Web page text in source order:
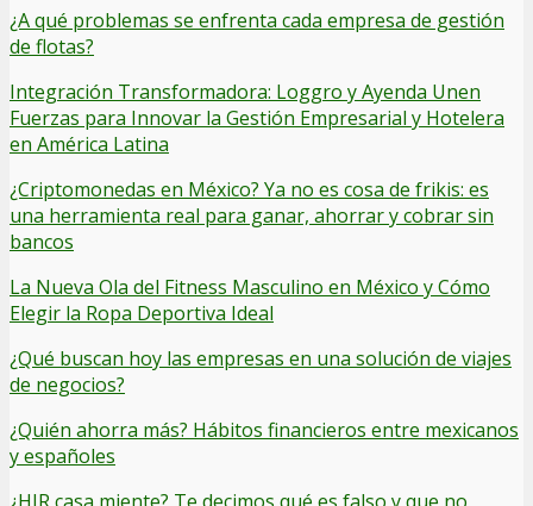
¿A qué problemas se enfrenta cada empresa de gestión
de flotas?
Integración Transformadora: Loggro y Ayenda Unen
Fuerzas para Innovar la Gestión Empresarial y Hotelera
en América Latina
¿Criptomonedas en México? Ya no es cosa de frikis: es
una herramienta real para ganar, ahorrar y cobrar sin
bancos
La Nueva Ola del Fitness Masculino en México y Cómo
Elegir la Ropa Deportiva Ideal
¿Qué buscan hoy las empresas en una solución de viajes
de negocios?
¿Quién ahorra más? Hábitos financieros entre mexicanos
y españoles